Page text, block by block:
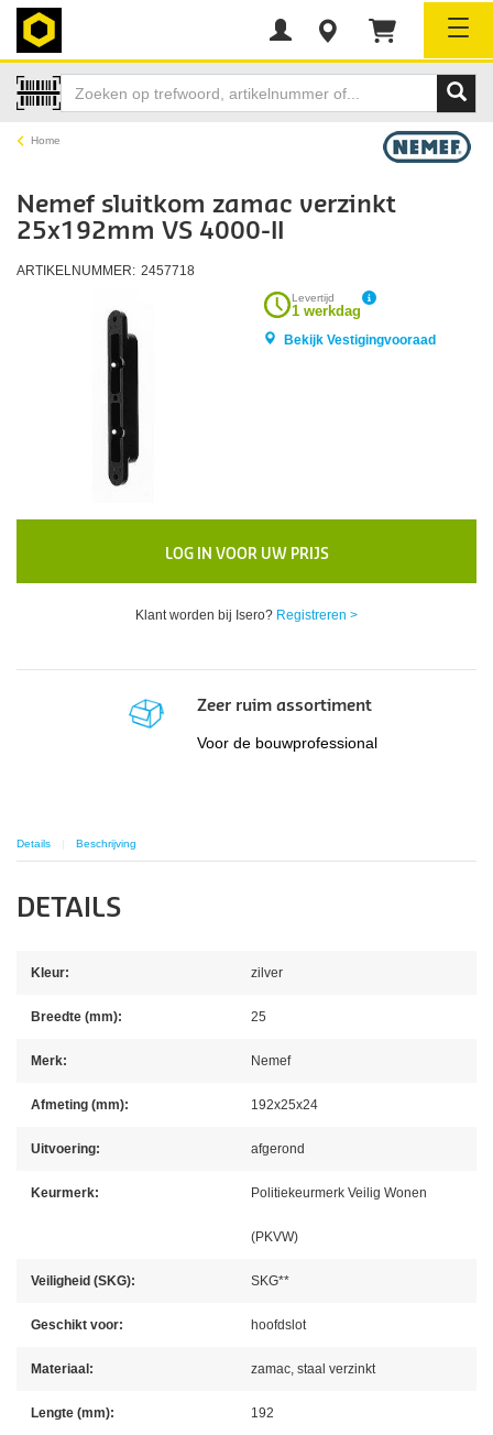
Home
Nemef sluitkom zamac verzinkt
25x192mm VS 4000-II
ARTIKELNUMMER: 2457718
Levertijd
1 werkdag
Bekijk Vestigingvooraad
LOG IN VOOR UW PRIJS
Klant worden bij Isero? Registreren >
Zeer ruim assortiment
Voor de bouwprofessional
Details Beschrijving
DETAILS
Kleur: zilver
Breedte (mm): 25
Merk: Nemef
Afmeting (mm): 192x25x24
Uitvoering: afgerond
Keurmerk: Politiekeurmerk Veilig Wonen
(PKVW)
Veiligheid (SKG): SKG**
Geschikt voor: hoofdslot
Materiaal: zamac, staal verzinkt
Lengte (mm): 192